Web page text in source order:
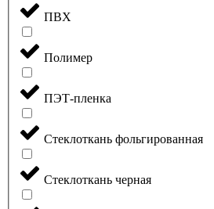
ПВХ
Полимер
ПЭТ-пленка
Стеклоткань фольгированная
Стеклоткань черная